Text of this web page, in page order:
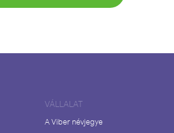
VÁLLALAT
A Viber névjegye